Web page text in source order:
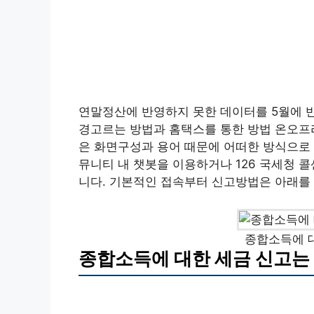
연말정산에 반영하지 못한 데이터를 5월에
경고르는 방법과 홈택스를 통한 방법 온오
은 화면구성과 용어 때문에 어떠한 방식으
뮤니티 내 챗봇을 이용하거나 126 국세청
니다. 기본적인 접속부터 신고방법은 아래
종합소득에
종합소득에 대한 세금 신고